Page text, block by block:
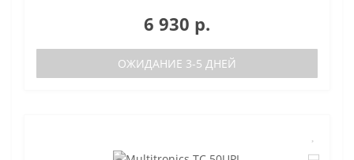
6 930 р.
ОЖИДАНИЕ 3-5 ДНЕЙ